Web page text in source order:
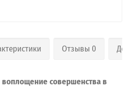
Отзывы 0
воплощение совершенства в